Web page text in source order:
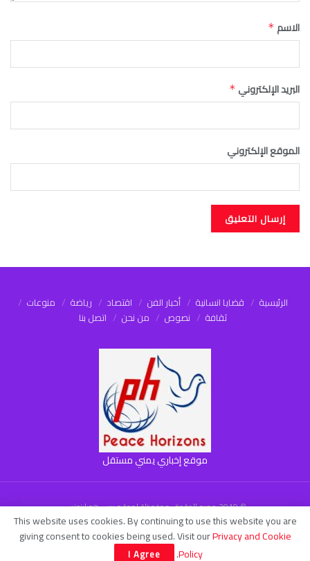
الاسم *
البريد الإلكتروني *
الموقع الإلكتروني
الرئيسية قضايا انسانية أخبار الفن اقتصاد رياضة
منوعات
ثقافة
نصوص من نحن اتصل بنا
موقع إخباري يمني مستقل
© 2019 جميع الحقوق محفوظة لموقع بيس هورايزونس
This website uses cookies. By continuing to use this website you are
giving consent to cookies being used. Visit ourPrivacy and Cookie
Policy
.
I Agree